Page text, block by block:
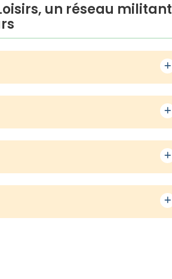
un réseau militant